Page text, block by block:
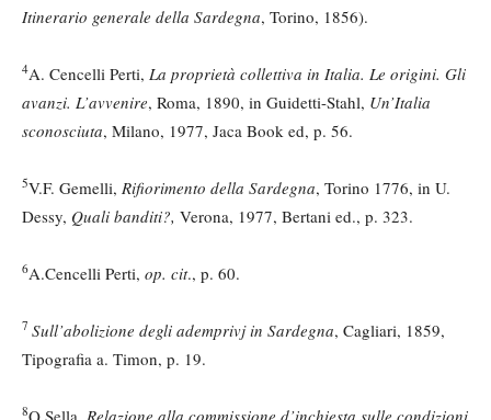
Itinerario generale della Sardegna, Torino, 1856).
4A. Cencelli Perti, La proprietà collettiva in Italia. Le origini. Gli
avanzi. L’avvenire, Roma, 1890, in Guidetti-Stahl, Un’Italia
sconosciuta, Milano, 1977, Jaca Book ed, p. 56.
5V.F. Gemelli, Rifiorimento della Sardegna, Torino 1776, in U.
Dessy, Quali banditi?, Verona, 1977, Bertani ed., p. 323.
6A.Cencelli Perti, op. cit., p. 60.
7 Sull’abolizione degli ademprivj in Sardegna, Cagliari, 1859,
Tipografia a. Timon, p. 19.
8Q.Sella, Relazione alla commissione d’inchiesta sulle condizioni